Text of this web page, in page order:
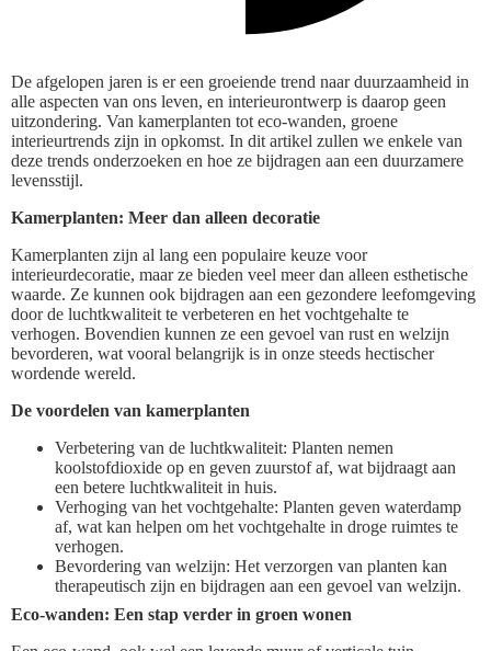
De afgelopen jaren is er een groeiende trend naar duurzaamheid in
alle aspecten van ons leven, en interieurontwerp is daarop geen
uitzondering. Van kamerplanten tot eco-wanden, groene
interieurtrends zijn in opkomst. In dit artikel zullen we enkele van
deze trends onderzoeken en hoe ze bijdragen aan een duurzamere
levensstijl.
Kamerplanten: Meer dan alleen decoratie
Kamerplanten zijn al lang een populaire keuze voor
interieurdecoratie, maar ze bieden veel meer dan alleen esthetische
waarde. Ze kunnen ook bijdragen aan een gezondere leefomgeving
door de luchtkwaliteit te verbeteren en het vochtgehalte te
verhogen. Bovendien kunnen ze een gevoel van rust en welzijn
bevorderen, wat vooral belangrijk is in onze steeds hectischer
wordende wereld.
De voordelen van kamerplanten
Verbetering van de luchtkwaliteit: Planten nemen
koolstofdioxide op en geven zuurstof af, wat bijdraagt aan
een betere luchtkwaliteit in huis.
Verhoging van het vochtgehalte: Planten geven waterdamp
af, wat kan helpen om het vochtgehalte in droge ruimtes te
verhogen.
Bevordering van welzijn: Het verzorgen van planten kan
therapeutisch zijn en bijdragen aan een gevoel van welzijn.
Eco-wanden: Een stap verder in groen wonen